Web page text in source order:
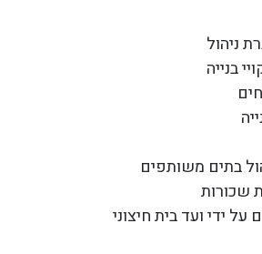
ניהול
בנייה
בתים משותפים
שכורות
על ידי ועד בית חיצוני